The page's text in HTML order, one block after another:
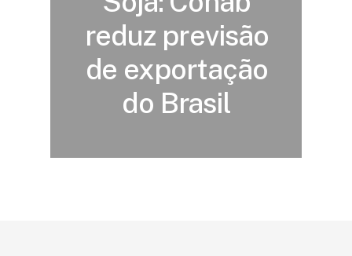
reduz previsão
de exportação
do Brasil